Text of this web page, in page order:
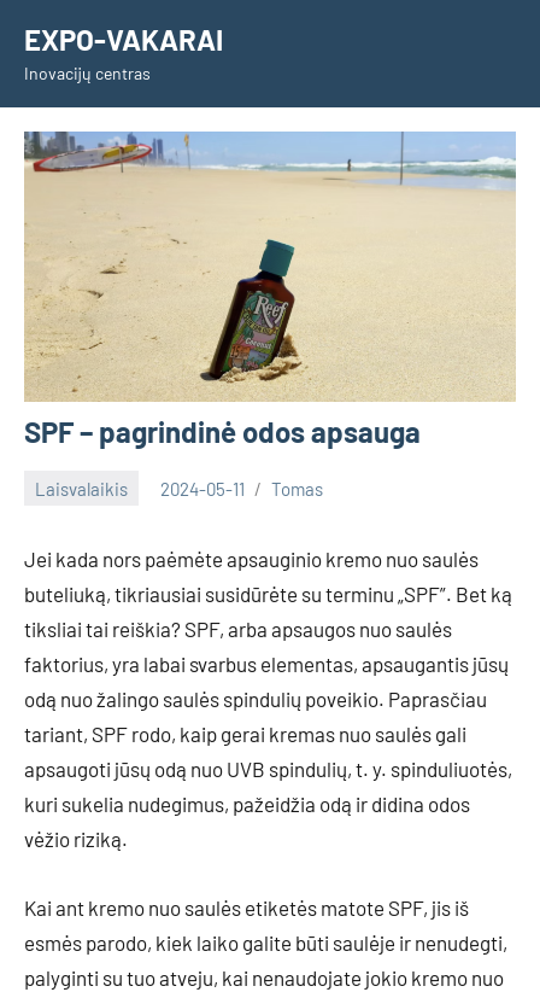
content
EXPO-VAKARAI
Inovacijų centras
SPF – pagrindinė odos apsauga
Laisvalaikis 2024-05-11 Tomas
Jei kada nors paėmėte apsauginio kremo nuo saulės
buteliuką, tikriausiai susidūrėte su terminu „SPF”. Bet ką
tiksliai tai reiškia? SPF, arba apsaugos nuo saulės
faktorius, yra labai svarbus elementas, apsaugantis jūsų
odą nuo žalingo saulės spindulių poveikio. Paprasčiau
tariant, SPF rodo, kaip gerai kremas nuo saulės gali
apsaugoti jūsų odą nuo UVB spindulių, t. y. spinduliuotės,
kuri sukelia nudegimus, pažeidžia odą ir didina odos
vėžio riziką.
Kai ant kremo nuo saulės etiketės matote SPF, jis iš
esmės parodo, kiek laiko galite būti saulėje ir nenudegti,
palyginti su tuo atveju, kai nenaudojate jokio kremo nuo